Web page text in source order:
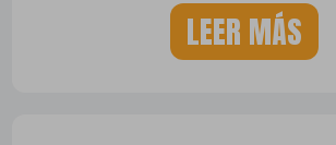
LEER MÁS